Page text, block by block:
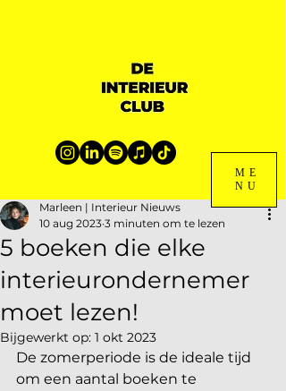
ME
NU
5 boeken die elke
interieurondernemer
moet lezen!
Marleen | Interieur Nieuws
10 aug 2023 3 minuten om te lezen
Bijgewerkt op: 1 okt 2023
De zomerperiode is de ideale tijd
om een aantal boeken te